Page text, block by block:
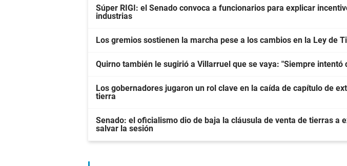
Súper RIGI: el Senado convoca a funcionarios para explicar
industrias
Los gremios sostienen la marcha pese a los cambios en la Ley de
Quirno también le sugirió a Villarruel que se vaya: "Siempre intentó
Los gobernadores jugaron un rol clave en la caída de capítulo de
tierra
Senado: el oficialismo dio de baja la cláusula de venta de tierras a
salvar la sesión